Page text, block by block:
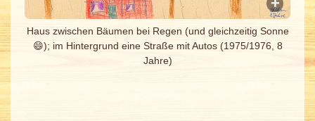
Haus zwischen Bäumen bei Regen (und gleichzeitig Sonne
😄); im Hintergrund eine Straße mit Autos (1975/1976, 8
Jahre)